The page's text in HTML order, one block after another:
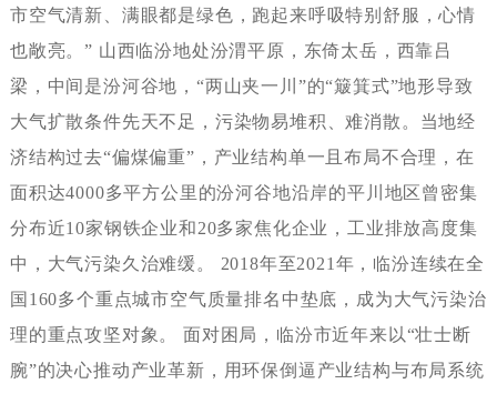
市空气清新、满眼都是绿色，跑起来呼吸特别舒服，心情
也敞亮。”山西临汾地处汾渭平原，东倚太岳，西靠吕
梁，中间是汾河谷地，“两山夹一川”的“簸箕式”地形导致
大气扩散条件先天不足，污染物易堆积、难消散。当地经
济结构过去“偏煤偏重”，产业结构单一且布局不合理，在
面积达4000多平方公里的汾河谷地沿岸的平川地区曾密集
分布近10家钢铁企业和20多家焦化企业，工业排放高度集
中，大气污染久治难缓。2018年至2021年，临汾连续在全
国160多个重点城市空气质量排名中垫底，成为大气污染治
理的重点攻坚对象。面对困局，临汾市近年来以“壮士断
腕”的决心推动产业革新，用环保倒逼产业结构与布局系统